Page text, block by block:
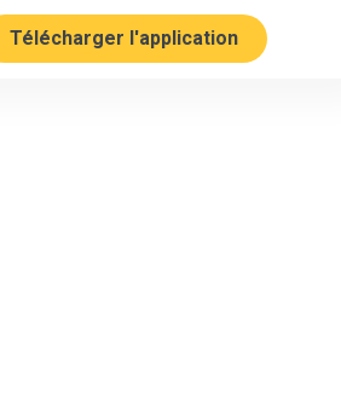
Télécharger l'application